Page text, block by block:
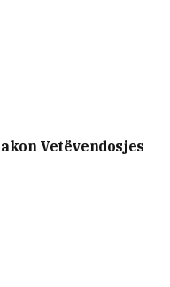
Vetëvendosjes